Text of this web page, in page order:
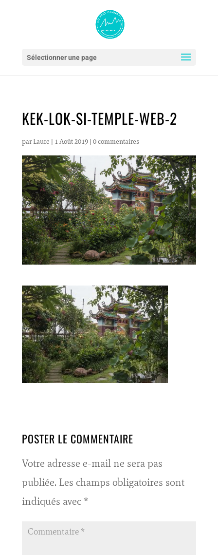
Sélectionner une page
KEK-LOK-SI-TEMPLE-WEB-2
par Laure | 1 Août 2019| 0 commentaires
POSTER LE COMMENTAIRE
Votre adresse e-mail ne sera pas
publiée. Les champs obligatoires sont
indiqués avec *